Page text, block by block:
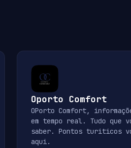
Oporto Comfort
OPorto Comfort,
em tempo real. Tudo que
saber. Pontos turiticos
aqui.